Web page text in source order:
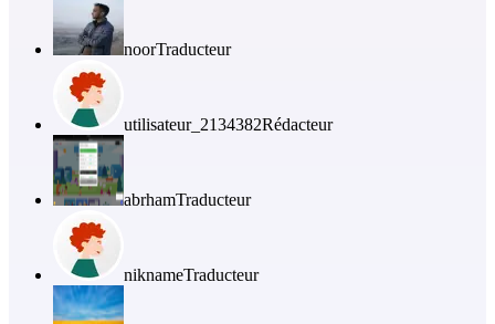
noorTraducteur
utilisateur_2134382Rédacteur
abrhamTraducteur
niknameTraducteur